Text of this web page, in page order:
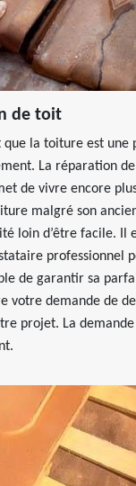
de toit
que la toiture est une
La réparation
de vivre encore
malgré son
loin d’être facile. Il
professionnel
de garantir sa
votre demande de
projet. La demande